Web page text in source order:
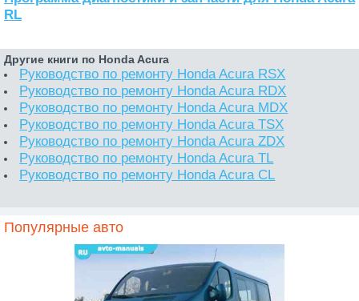
RL
Другие книги по Honda Acura
Руководство по ремонту Honda Acura RSX
Руководство по ремонту Honda Acura RDX
Руководство по ремонту Honda Acura MDX
Руководство по ремонту Honda Acura TSX
Руководство по ремонту Honda Acura ZDX
Руководство по ремонту Honda Acura TL
Руководство по ремонту Honda Acura CL
Популярные авто